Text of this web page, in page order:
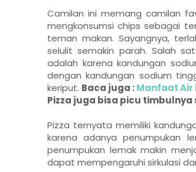
Camilan ini memang camilan
mengkonsumsi chips sebagai
teman makan. Sayangnya,
selulit semakin parah. Salah
adalah karena kandungan
dengan kandungan sodium
keriput. Baca juga :Manfaat Air
Pizza juga bisa picu timbulnya
Pizza ternyata memiliki
karena adanya penumpukan
penumpukan lemak makin
dapat mempengaruhi sirkulasi